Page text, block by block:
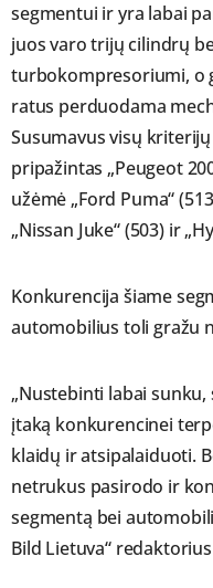
segmentui ir yra labai
juos varo trijų cilindrų
turbokompresoriumi, o
ratus perduodama
Susumavus visų
pripažintas „Peugeot
užėmė „Ford Puma“
„Nissan Juke“ (503) ir
Konkurencija šiame
automobilius toli gražu
„Nustebinti labai
įtaką konkurencinei
klaidų ir atsipalaiduoti.
netrukus pasirodo ir
segmentą bei
Bild Lietuva“